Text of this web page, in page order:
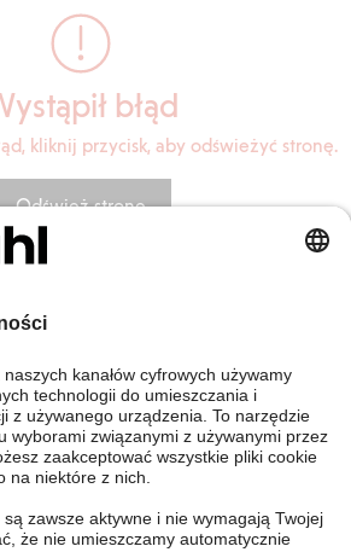
błąd
kliknij przycisk, aby odświeżyć stronę.
Odśwież stronę